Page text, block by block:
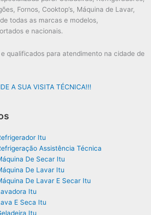
Fornos, Cooktop’s, Máquina de Lavar,
todas as marcas e modelos,
e nacionais.
qualificados para atendimento na cidade de
A SUA VISITA TÉCNICA!!!
Itu
Assistência Técnica
De Secar Itu
De Lavar Itu
De Lavar E Secar Itu
Itu
E Seca Itu
Itu